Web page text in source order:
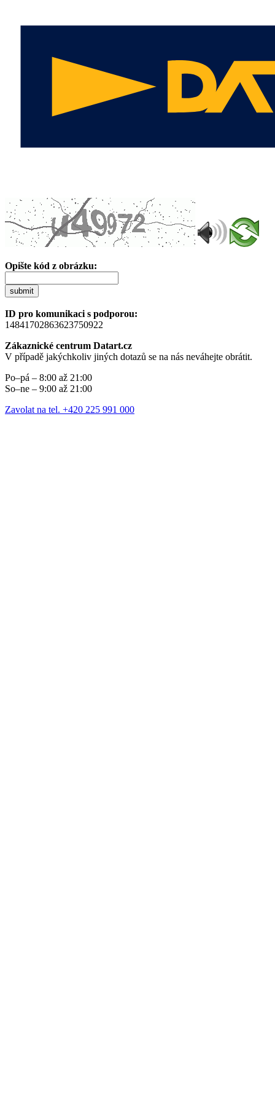
Opište kód z obrázku:
submit
ID pro komunikaci s podporou:
14841702863623750922
Zákaznické centrum Datart.cz
V případě jakýchkoliv jiných dotazů se na nás neváhejte obrátit.
Po–pá – 8:00 až 21:00
So–ne – 9:00 až 21:00
Zavolat na tel. +420 225 991 000